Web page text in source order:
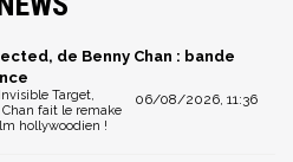
de Benny Chan : bande
06/08/2026, 11:36
Target,
Chan fait le remake
hollywoodien !